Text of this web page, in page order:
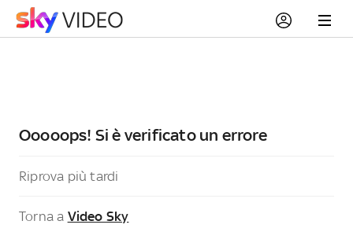
Ooooops! Si è verificato un errore
Riprova più tardi
Torna a Video Sky